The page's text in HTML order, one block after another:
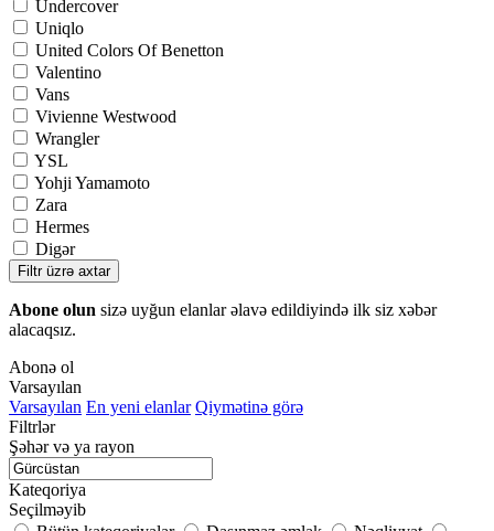
Undercover
Uniqlo
United Colors Of Benetton
Valentino
Vans
Vivienne Westwood
Wrangler
YSL
Yohji Yamamoto
Zara
Hermes
Digər
Filtr üzrə axtar
Abone olun sizə uyğun elanlar əlavə edildiyində ilk siz xəbər
alacaqsız.
Abonə ol
Varsayılan
Varsayılan En yeni elanlar Qiymətinə görə
Filtrlər
Şəhər və ya rayon
Kateqoriya
Seçilməyib